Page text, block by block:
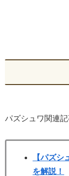
パズシュワ関連記
【パズ
を解説！